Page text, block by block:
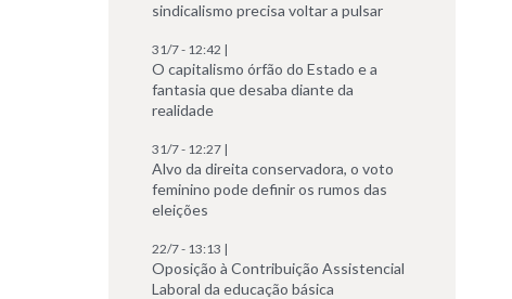
sindicalismo precisa voltar a pulsar
31/7 - 12:42 |
O capitalismo órfão do Estado e a
fantasia que desaba diante da
realidade
31/7 - 12:27 |
Alvo da direita conservadora, o voto
feminino pode definir os rumos das
eleições
22/7 - 13:13 |
Oposição à Contribuição Assistencial
Laboral da educação básica